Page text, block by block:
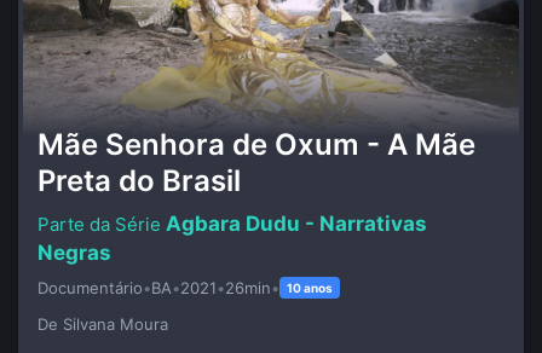
Mãe Senhora de Oxum - A Mãe
Preta do Brasil
Agbara Dudu - Narrativas
Negras
Documentário•BA•2021•26min• 10 anos
De Silvana Moura